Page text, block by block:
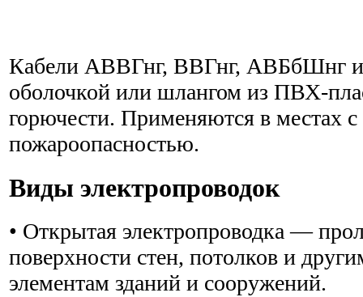
Кабели АВВГнг, ВВГнг, АВБбШнг
оболочкой или шлангом из ПВХ-
горючести. Применяются в местах
пожароопасностью.
Виды электропроводок
• Открытая электропроводка —
поверхности стен, потолков и
элементам зданий и сооружений.